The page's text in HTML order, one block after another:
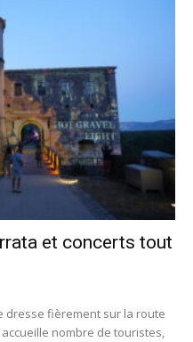
et concerts tout
dresse fièrement sur la route
nombre de touristes,